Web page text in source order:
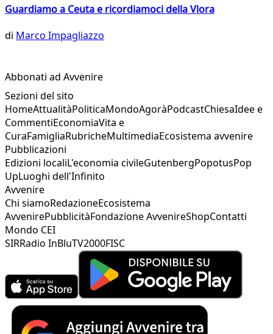
Guardiamo a Ceuta e ricordiamoci della Vlora
di Marco Impagliazzo
Abbonati ad Avvenire
Sezioni del sito
HomeAttualitàPoliticaMondoAgoràPodcastChiesaIdee e
CommentiEconomiaVita e
CuraFamigliaRubricheMultimediaEcosistema avvenire
Pubblicazioni
Edizioni localiL'economia civileGutenbergPopotusPop
UpLuoghi dell'Infinito
Avvenire
Chi siamoRedazioneEcosistema
AvvenirePubblicitàFondazione AvvenireShopContatti
Mondo CEI
SIRRadio InBluTV2000FISC